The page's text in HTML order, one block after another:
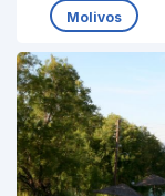
Molivos